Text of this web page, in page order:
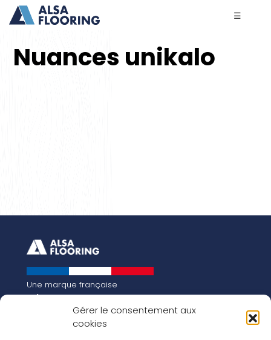
Gérer le consentement aux
cookies
☰
Nuances unikalo
Une marque française
Qui sommes-nous
Notre histoire
Les chiffres clés